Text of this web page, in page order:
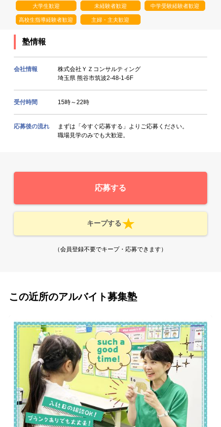
大学生歓迎 未経験者歓迎 中学受験経験者歓迎
高校生指導経験者歓迎 主婦・主夫歓迎
塾情報
会社情報
株式会社ＹＺコンサルティング
埼玉県 熊谷市筑波2-48-1-6F
受付時間 15時～22時
応募後の流れ
まずは「今すぐ応募する」よりご応募ください。
職場見学のみでも大歓迎。
応募する
キープする
（会員登録不要でキープ・応募できます）
この近所のアルバイト募集塾